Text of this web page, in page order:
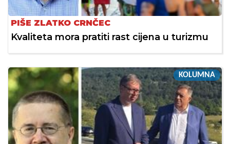
PIŠE ZLATKO CRNČEC
Kvaliteta mora pratiti rast cijena u turizmu
KOLUMNA